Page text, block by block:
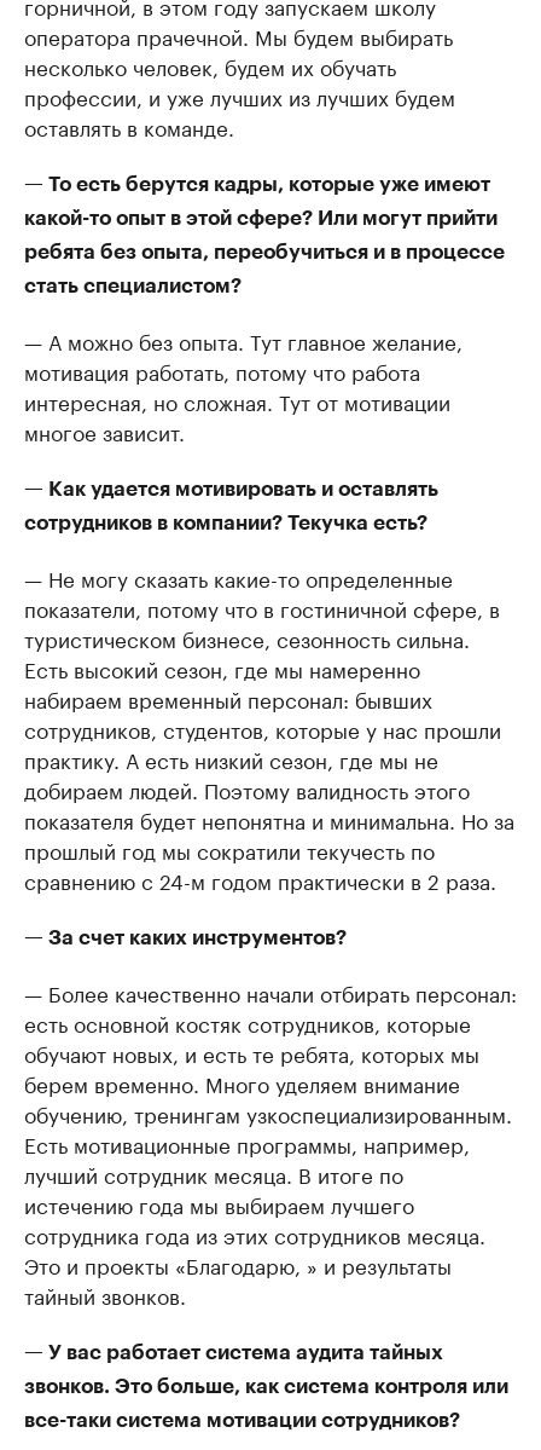
оператора прачечной. Мы будем выбирать
несколько человек, будем их обучать
профессии, и уже лучших из лучших будем
оставлять в команде.
— То есть берутся кадры, которые уже имеют
какой-то опыт в этой сфере? Или могут прийти
ребята без опыта, переобучиться и в процессе
стать специалистом?
— А можно без опыта. Тут главное желание,
мотивация работать, потому что работа
интересная, но сложная. Тут от мотивации
многое зависит.
— Как удается мотивировать и оставлять
сотрудников в компании? Текучка есть?
— Не могу сказать какие-то определенные
показатели, потому что в гостиничной сфере, в
туристическом бизнесе, сезонность сильна.
Есть высокий сезон, где мы намеренно
набираем временный персонал: бывших
сотрудников, студентов, которые у нас прошли
практику. А есть низкий сезон, где мы не
добираем людей. Поэтому валидность этого
показателя будет непонятна и минимальна. Но за
прошлый год мы сократили текучесть по
сравнению с 24-м годом практически в 2 раза.
— За счет каких инструментов?
— Более качественно начали отбирать персонал:
есть основной костяк сотрудников, которые
обучают новых, и есть те ребята, которых мы
берем временно. Много уделяем внимание
обучению, тренингам узкоспециализированным.
Есть мотивационные программы, например,
лучший сотрудник месяца. В итоге по
истечению года мы выбираем лучшего
сотрудника года из этих сотрудников месяца.
Это и проекты «Благодарю, » и результаты
тайный звонков.
— У вас работает система аудита тайных
звонков. Это больше, как система контроля или
все-таки система мотивации сотрудников?